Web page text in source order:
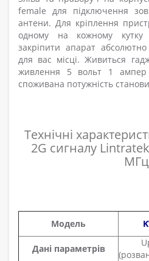
female для підключення
антени. Для кріплення
одному на кожному кутку
закріпити апарат
для вас місці. Живиться
живлення 5 вольт 1 ампер
споживана потужність
Технічні
2G сигналу
МГц
Модель
Дані параметрів